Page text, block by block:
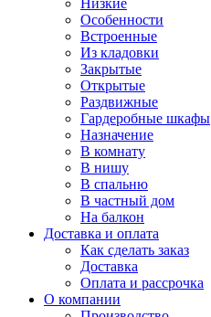
Низкие
Особенности
Встроенные
Из кладовки
Закрытые
Открытые
Раздвижные
Гардеробные шкафы
Назначение
В комнату
В нишу
В спальню
В частный дом
На балкон
Доставка и оплата
Как сделать заказ
Доставка
Оплата и рассрочка
О компании